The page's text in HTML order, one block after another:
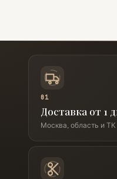
01
Доставка от 1
Москва, область и